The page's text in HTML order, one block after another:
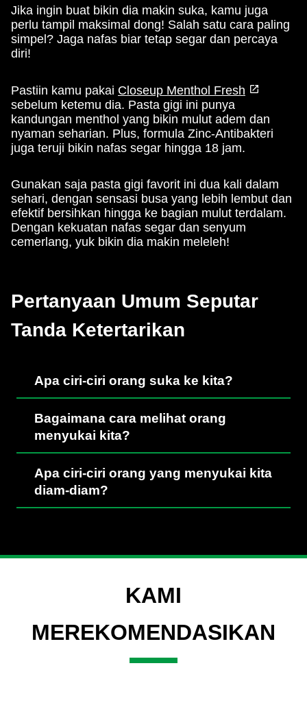
Jika ingin buat bikin dia makin suka, kamu juga
perlu tampil maksimal dong! Salah satu cara paling
simpel? Jaga nafas biar tetap segar dan percaya
diri!
Pastiin kamu pakai Closeup Menthol Fresh
sebelum ketemu dia. Pasta gigi ini punya
kandungan menthol yang bikin mulut adem dan
nyaman seharian. Plus, formula Zinc-Antibakteri
juga teruji bikin nafas segar hingga 18 jam.
Gunakan saja pasta gigi favorit ini dua kali dalam
sehari, dengan sensasi busa yang lebih lembut dan
efektif bersihkan hingga ke bagian mulut terdalam.
Dengan kekuatan nafas segar dan senyum
cemerlang, yuk bikin dia makin meleleh!
Pertanyaan Umum Seputar
Tanda Ketertarikan
Apa ciri-ciri orang suka ke kita?
Bagaimana cara melihat orang
menyukai kita?
Apa ciri-ciri orang yang menyukai kita
diam-diam?
KAMI
MEREKOMENDASIKAN